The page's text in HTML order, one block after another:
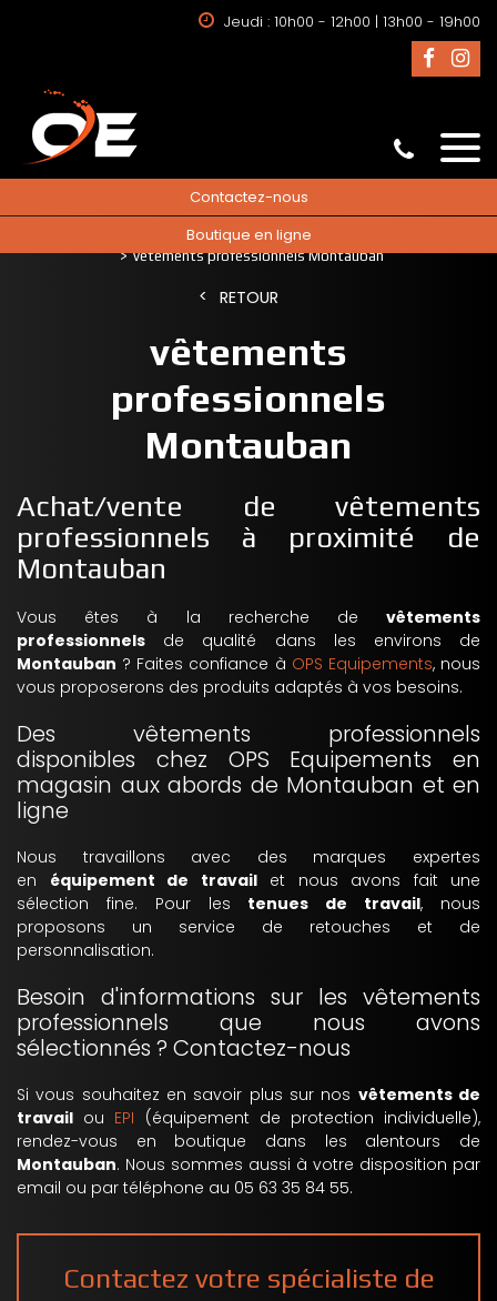
Jeudi : 10h00 - 12h00 | 13h00 - 19h00
Boutique en ligne
Contactez-nous
vente de vêtements de travail
vêtements professionnels
vêtements professionnels Montauban
RETOUR
vêtements
professionnels
Montauban
Achat/vente de vêtements
professionnels à proximité de
Montauban
Vous êtes à la recherche de vêtements
professionnels de qualité dans les environs de
Montauban ? Faites confiance à OPS Equipements, nous
vous proposerons des produits adaptés à vos besoins.
Des vêtements professionnels
disponibles chez OPS Equipements en
magasin aux abords de Montauban et en
ligne
Nous travaillons avec des marques expertes
en équipement de travailet nous avons fait une
sélection fine. Pour les tenues de travail, nous
proposons un service de retouches et de
personnalisation.
Besoin d'informations sur les vêtements
professionnels que nous avons
sélectionnés ? Contactez-nous
Si vous souhaitez en savoir plus sur nos vêtements de
travail ou EPI (équipement de protection individuelle),
rendez-vous en boutique dans les alentours de
Montauban. Nous sommes aussi à votre disposition par
email ou par téléphone au 05 63 35 84 55.
Contactez votre spécialiste de